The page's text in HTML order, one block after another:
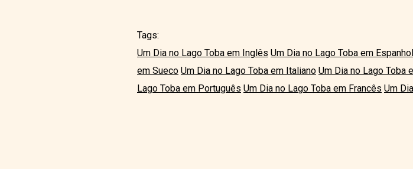
Tags:
Um Dia no Lago Toba em Inglês Um Dia no Lago Toba em Espanhol
em Sueco Um Dia no Lago Toba em Italiano Um Dia no Lago Toba
Lago Toba em Português Um Dia no Lago Toba em Francês Um